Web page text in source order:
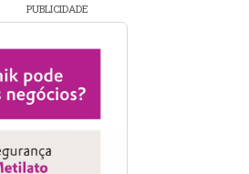
PUBLICIDADE